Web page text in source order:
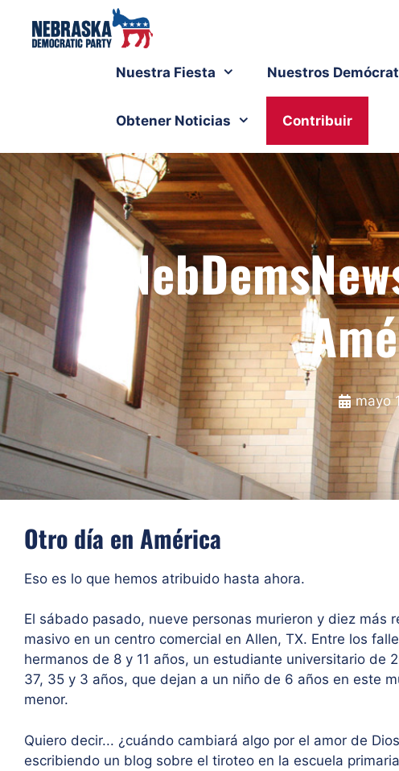
Nuestra Fiesta Nuestros
Obtener Noticias Contribuir
mayo
Otro día en América
Eso es lo que hemos atribuido hasta ahora.
El sábado pasado, nueve personas murieron y diez más
masivo en un centro comercial en Allen, TX. Entre los
hermanos de 8 y 11 años, un estudiante universitario de
37, 35 y 3 años, que dejan a un niño de 6 años en este
menor.
Quiero decir... ¿cuándo cambiará algo por el amor de
escribiendo un blog sobre el tiroteo en la escuela